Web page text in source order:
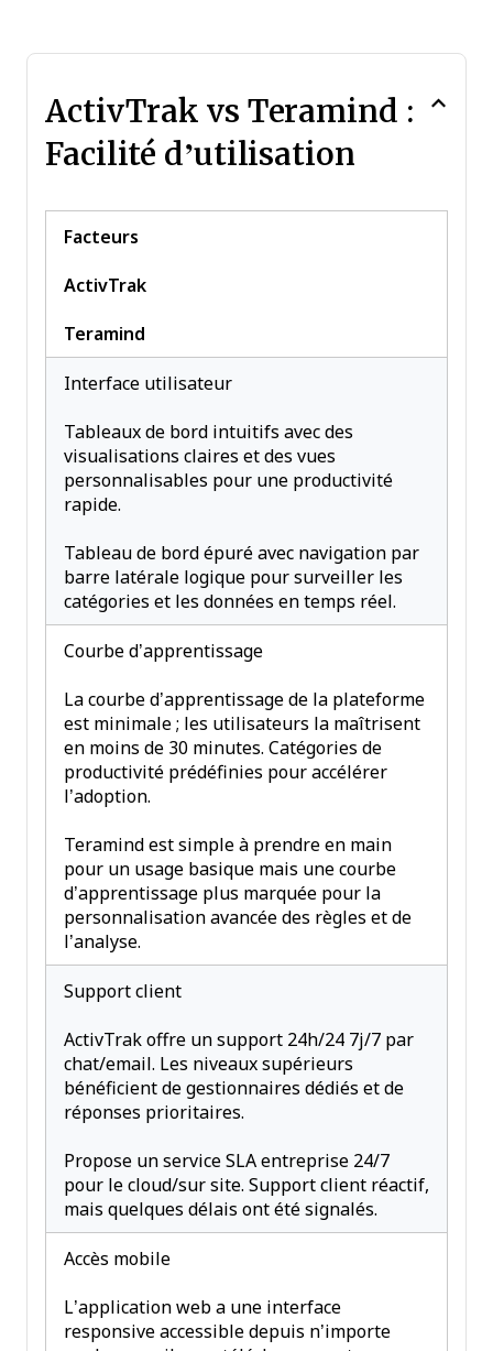
ActivTrak vs Teramind :
Facilité d’utilisation
Facteurs
ActivTrak
Teramind
Interface utilisateur
Tableaux de bord intuitifs avec des
visualisations claires et des vues
personnalisables pour une productivité
rapide.
Tableau de bord épuré avec navigation par
barre latérale logique pour surveiller les
catégories et les données en temps réel.
Courbe d’apprentissage
La courbe d’apprentissage de la plateforme
est minimale ; les utilisateurs la maîtrisent
en moins de 30 minutes. Catégories de
productivité prédéfinies pour accélérer
l’adoption.
Teramind est simple à prendre en main
pour un usage basique mais une courbe
d’apprentissage plus marquée pour la
personnalisation avancée des règles et de
l’analyse.
Support client
ActivTrak offre un support 24h/24 7j/7 par
chat/email. Les niveaux supérieurs
bénéficient de gestionnaires dédiés et de
réponses prioritaires.
Propose un service SLA entreprise 24/7
pour le cloud/sur site. Support client réactif,
mais quelques délais ont été signalés.
Accès mobile
L’application web a une interface
responsive accessible depuis n’importe